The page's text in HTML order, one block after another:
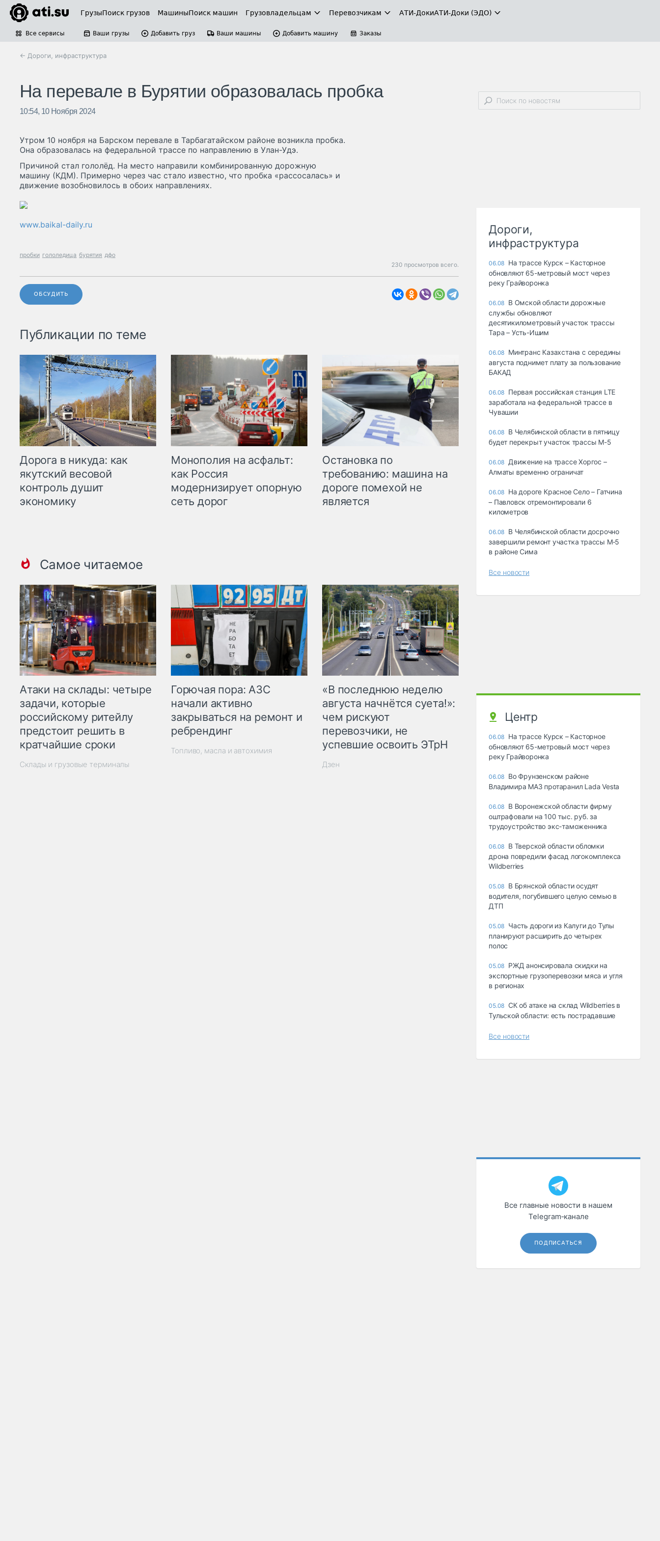
ГрузыПоиск грузов МашиныПоиск машин Грузовладельцам Перевозчикам АТИ-ДокиАТИ-Доки (ЭДО)
Все сервисы Ваши грузы Добавить груз Ваши машины Добавить машину Заказы
← Дороги, инфраструктура
На перевале в Бурятии образовалась пробка
10:54, 10 Ноября 2024
Утром 10 ноября на Барском перевале в Тарбагатайском районе возникла пробка.
Она образовалась на федеральной трассе по направлению в Улан-Удэ.
Причиной стал гололёд. На место направили комбинированную дорожную
машину (КДМ). Примерно через час стало известно, что пробка «рассосалась» и
движение возобновилось в обоих направлениях.
www.baikal-daily.ru
пробки гололедица бурятия дфо
230 просмотров всего.
ОБСУДИТЬ
Публикации по теме
Дорога в никуда: как
якутский весовой
контроль душит
экономику
Монополия на асфальт:
как Россия
модернизирует опорную
сеть дорог
Остановка по
требованию: машина на
дороге помехой не
является
Самое читаемое
Атаки на склады: четыре
задачи, которые
российскому ритейлу
предстоит решить в
кратчайшие сроки
Склады и грузовые терминалы
Горючая пора: АЗС
начали активно
закрываться на ремонт и
ребрендинг
Топливо, масла и автохимия
«В последнюю неделю
августа начнётся суета!»:
чем рискуют
перевозчики, не
успевшие освоить ЭТрН
Дзен
Дороги,
инфраструктура
06.08 На трассе Курск – Касторное
обновляют 65-метровый мост через
реку Грайворонка
06.08 В Омской области дорожные
службы обновляют
десятикилометровый участок трассы
Тара – Усть-Ишим
06.08 Минтранс Казахстана с середины
августа поднимет плату за пользование
БАКАД
06.08 Первая российская станция LTE
заработала на федеральной трассе в
Чувашии
06.08 В Челябинской области в пятницу
будет перекрыт участок трассы М-5
06.08 Движение на трассе Хоргос –
Алматы временно ограничат
06.08 На дороге Красное Село – Гатчина
– Павловск отремонтировали 6
километров
06.08 В Челябинской области досрочно
завершили ремонт участка трассы М‑5
в районе Сима
Все новости
Центр
06.08 На трассе Курск – Касторное
обновляют 65-метровый мост через
реку Грайворонка
06.08 Во Фрунзенском районе
Владимира МАЗ протаранил Lada Vesta
06.08 В Воронежской области фирму
оштрафовали на 100 тыс. руб. за
трудоустройство экс-таможенника
06.08 В Тверской области обломки
дрона повредили фасад логокомплекса
Wildberries
05.08 В Брянской области осудят
водителя, погубившего целую семью в
ДТП
05.08 Часть дороги из Калуги до Тулы
планируют расширить до четырех
полос
05.08 РЖД анонсировала скидки на
экспортные грузоперевозки мяса и угля
в регионах
05.08 СК об атаке на склад Wildberries в
Тульской области: есть пострадавшие
Все новости
Все главные новости в нашем
Telegram‑канале
ПОДПИСАТЬСЯ